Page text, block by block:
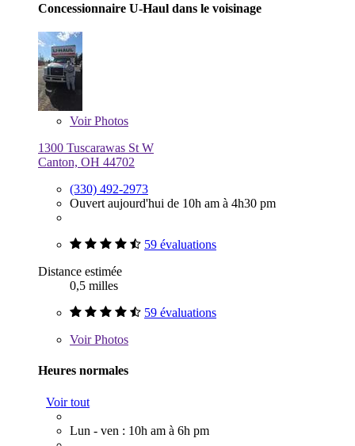
Concessionnaire U-Haul dans le voisinage
VoirPhotos
1300 Tuscarawas St W
Canton, OH 44702
(330) 492-2973
Ouvert aujourd'hui de 10h am à 4h30 pm
59 évaluations
Distance estimée
0,5 milles
59 évaluations
VoirPhotos
Heures normales
Voir tout
Lun - ven : 10h am à 6h pm